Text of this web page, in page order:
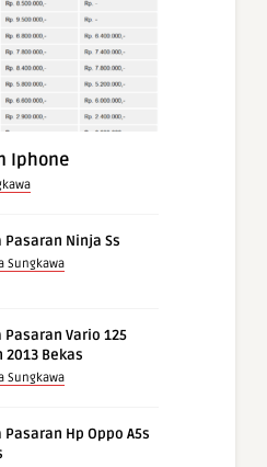
Iphone
Pasaran Ninja Ss
Sungkawa
Pasaran Vario 125
2013 Bekas
Sungkawa
Pasaran Hp Oppo A5s